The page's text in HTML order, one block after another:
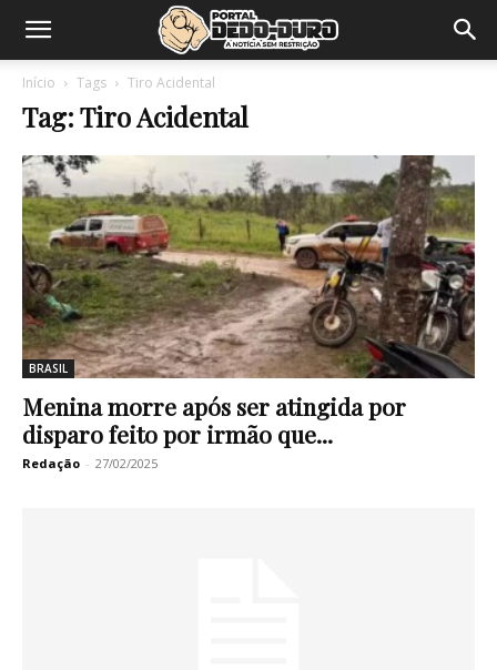
Início Tags Tiro Acidental
Tag: Tiro Acidental
BRASIL
Menina morre após ser atingida por
disparo feito por irmão que...
Redação - 27/02/2025